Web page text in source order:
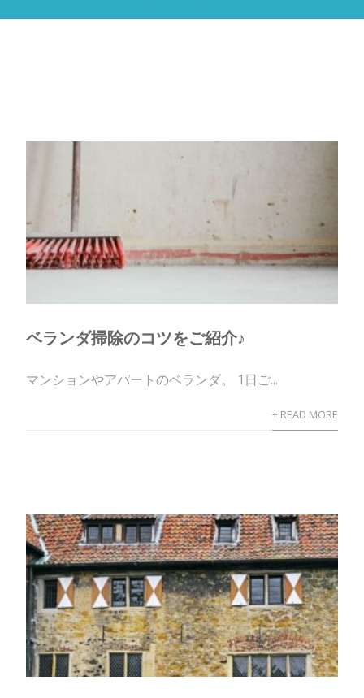
ベランダ掃除のコツをご紹介♪
マンションやアパートのベランダ。 1日ご...
+ READ MORE